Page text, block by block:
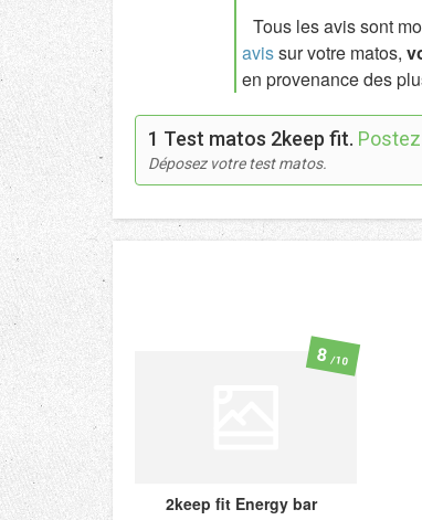
Tous les avis sont
avissur votre matos,
en provenance des
1 Test matos 2keep fit.
Déposez votre test matos.
2keep fit Energy bar
8/10